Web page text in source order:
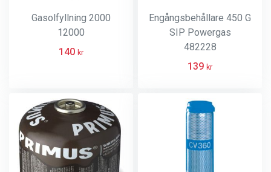
Gasolfyllning 2000
12000
140 kr
Engångsbehållare 450 G
SIP Powergas
482228
139 kr